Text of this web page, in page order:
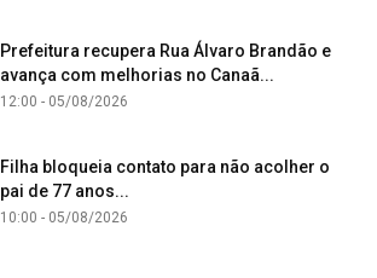
Prefeitura recupera Rua Álvaro Brandão e
avança com melhorias no Canaã...
12:00 - 05/08/2026
Filha bloqueia contato para não acolher o
pai de 77 anos...
10:00 - 05/08/2026